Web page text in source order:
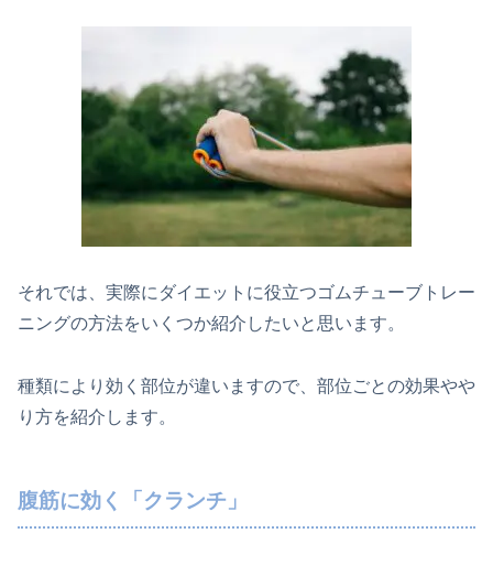
それでは、実際にダイエットに役立つゴムチューブトレー
ニングの方法をいくつか紹介したいと思います。
種類により効く部位が違いますので、部位ごとの効果やや
り方を紹介します。
腹筋に効く「クランチ」